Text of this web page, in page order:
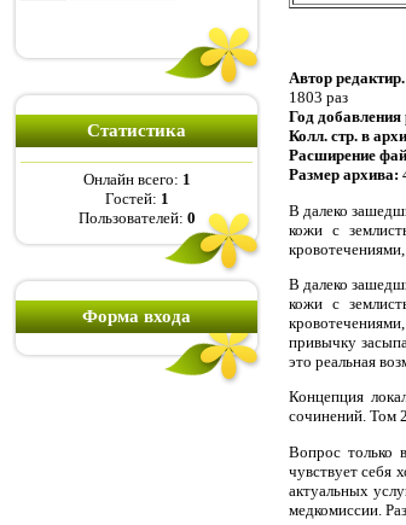
Статистика
Онлайн всего: 1
Гостей: 1
Пользователей: 0
Форма входа
Автор
1803 раз
Год добавления
Колл. стр. в
Расширение
Размер архива:
В далеко
кожи с
В далеко
кожи с
привычку
это реальная
Концепция
сочинений. Том
Вопрос только
чувствует себя
актуальных
медкомиссии.